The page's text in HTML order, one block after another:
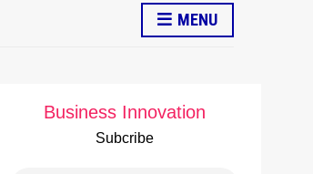
MENU
Business Innovation
Subcribe